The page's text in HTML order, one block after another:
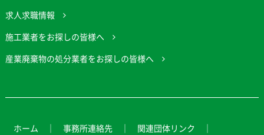
求人求職情報
施工業者をお探しの皆様へ
産業廃棄物の処分業者をお探しの皆様へ
ホーム 事務所連絡先
関連団体リンク